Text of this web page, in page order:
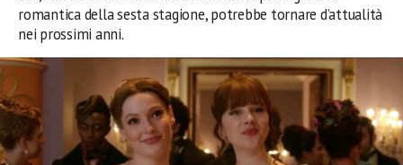
romantica della sesta stagione, potrebbe tornare d’attualità
nei prossimi anni.